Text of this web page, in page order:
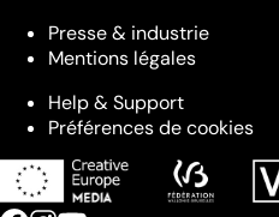
Presse & industrie
Mentions légales
Help & Support
Préférences de cookies